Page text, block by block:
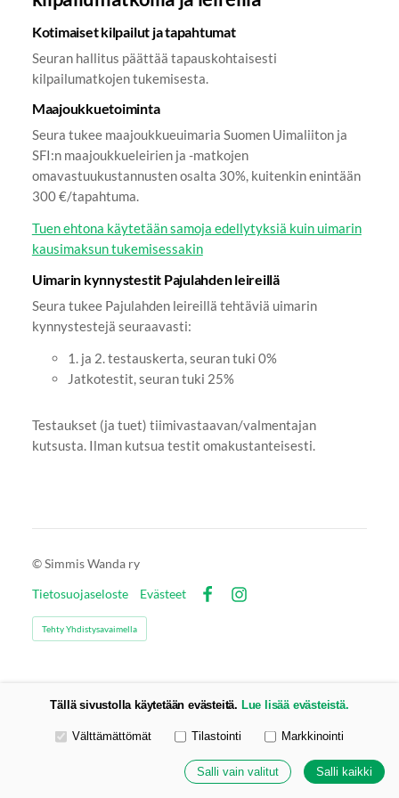
Kotimaiset kilpailut ja tapahtumat
Seuran hallitus päättää tapauskohtaisesti
kilpailumatkojen tukemisesta.
Maajoukkuetoiminta
Seura tukee maajoukkueuimaria Suomen Uimaliiton ja
SFI:n maajoukkueleirien ja -matkojen
omavastuukustannusten osalta 30%, kuitenkin enintään
300 €/tapahtuma.
Tuen ehtona käytetään samoja edellytyksiä kuin uimarin
kausimaksun tukemisessakin
Uimarin kynnystestit Pajulahden leireillä
Seura tukee Pajulahden leireillä tehtäviä uimarin
kynnystestejä seuraavasti:
1. ja 2. testauskerta, seuran tuki 0%
Jatkotestit, seuran tuki 25%
Testaukset (ja tuet) tiimivastaavan/valmentajan
kutsusta. Ilman kutsua testit omakustanteisesti.
©Simmis Wanda ry
Tietosuojaseloste
Evästeet
Tehty Yhdistysavaimella
Tällä sivustolla käytetään evästeitä. Lue lisää evästeistä.
Valitse käytettävät evästeet
Välttämättömät Tilastointi Markkinointi
Salli vain valitut Salli kaikki